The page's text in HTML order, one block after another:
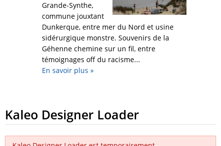
Grande-Synthe,
commune jouxtant
Dunkerque, entre mer du Nord et usine
sidérurgique monstre. Souvenirs de la
Géhenne chemine sur un fil, entre
témoignages off du racisme...
En savoir plus »
Kaleo Designer Loader